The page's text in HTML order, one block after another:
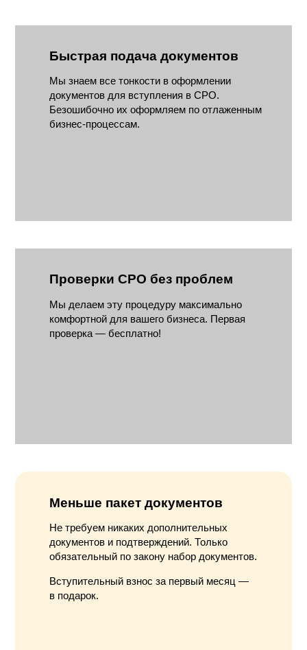
Быстрая подача документов
Мы знаем все тонкости в оформлении
документов для вступления в СРО.
Безошибочно их оформляем по отлаженным
бизнес-процессам.
Проверки СРО без проблем
Мы делаем эту процедуру максимально
комфортной для вашего бизнеса. Первая
проверка — бесплатно!
Меньше пакет документов
Не требуем никаких дополнительных
документов и подтверждений. Только
обязательный по закону набор документов.
Вступительный взнос за первый месяц —
в подарок.